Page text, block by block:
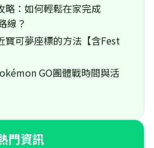
略：如何輕鬆在家完成
線？
寶可夢座標的方法【含Fest
GO團體戰時間與活
門資訊